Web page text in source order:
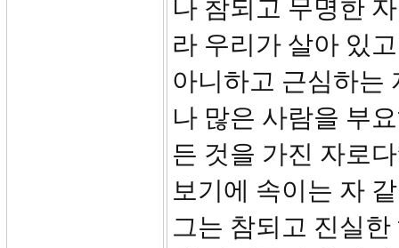
나 참되고 무명한
라 우리가 살아 있
아니하고 근심하는
나 많은 사람을 부
든 것을 가진 자로
보기에 속이는 자
그는 참되고 진실